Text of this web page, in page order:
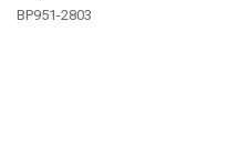
BP951-2803